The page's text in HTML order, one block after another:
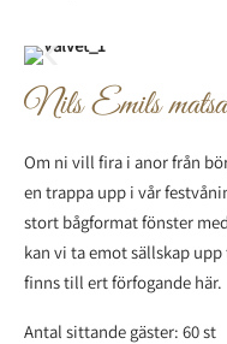
Nils Emils
Om ni vill fira i anor från
en trappa upp i vår
stort bågformat fönster
kan vi ta emot sällskap
finns till ert förfogande här.
Antal sittande gäster: 60 st